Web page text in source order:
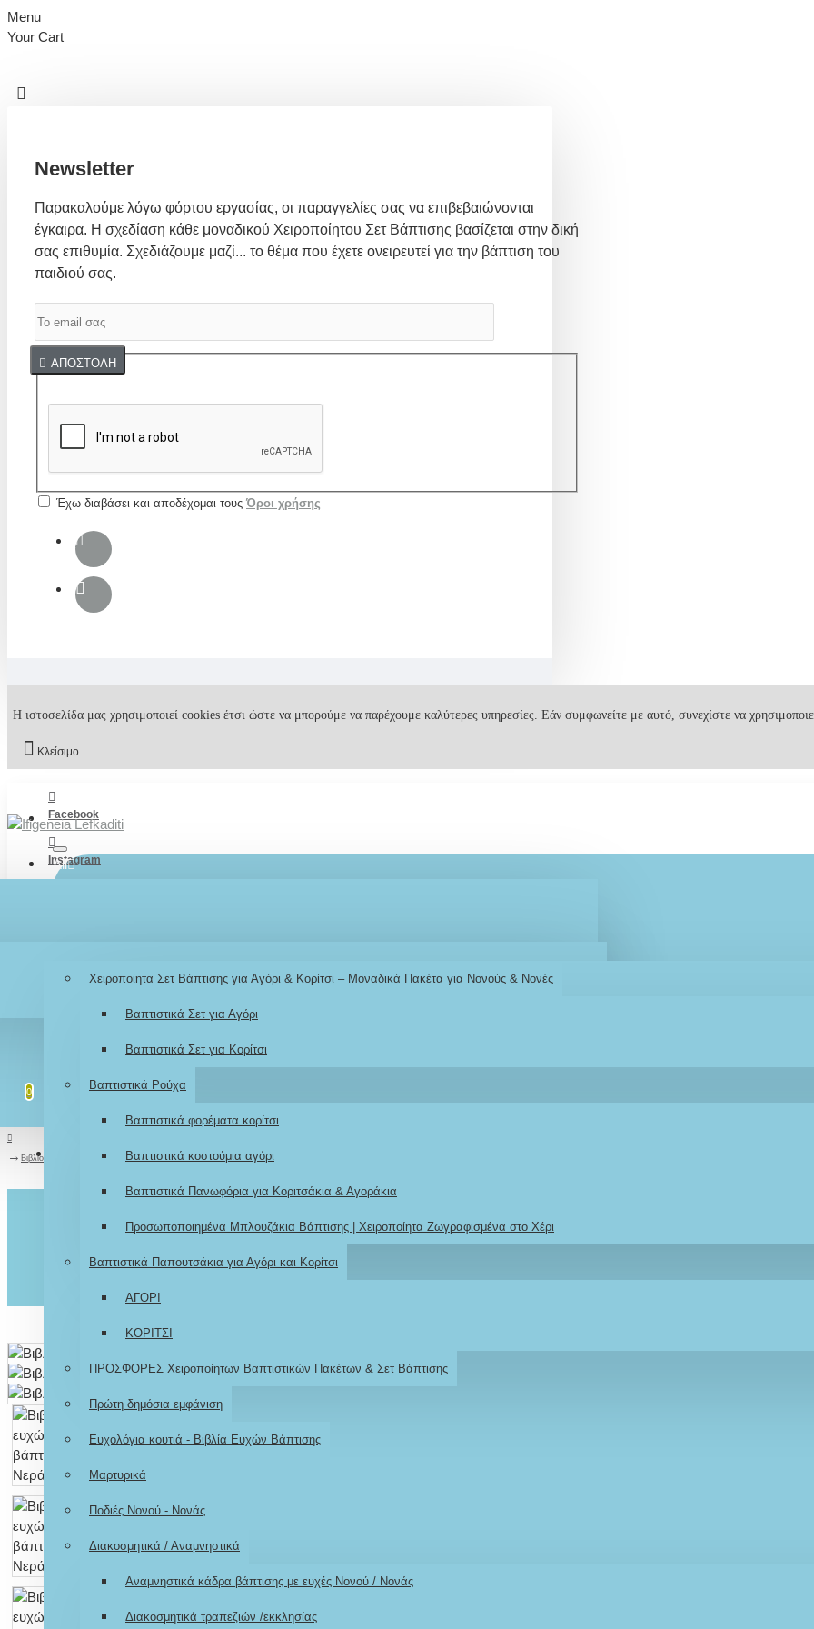
Menu
Your Cart
Newsletter
Παρακαλούμε λόγω φόρτου εργασίας, οι παραγγελίες σας να επιβεβαιώνονται
έγκαιρα. Η σχεδίαση κάθε μοναδικού Χειροποίητου Σετ Βάπτισης βασίζεται στην δική
σας επιθυμία. Σχεδιάζουμε μαζί... το θέμα που έχετε ονειρευτεί για την βάπτιση του
παιδιού σας.
ΑΠΟΣΤΟΛΉ
Captcha
Έχω διαβάσει και αποδέχομαι τους Όροι χρήσης
Η ιστοσελίδα μας χρησιμοποιεί cookies έτσι ώστε να μπορούμε να παρέχουμε καλύτερες υπηρεσίες. Εάν συμφωνείτε με αυτό, συνεχίστε να
Κλείσιμο
Facebook
Instagram
All
Λίστα επιθυμιώνΕπεξεργασία Λίστας
Σύγκριση Προϊόντων
Χειροποίητα Σετ Βάπτισης για Αγόρι & Κορίτσι – Μοναδικά Πακέτα για Νονούς & Νονές
Βαπτιστικά Σετ για Αγόρι
Βαπτιστικά Σετ για Κορίτσι
Βαπτιστικά Ρούχα
Βαπτιστικά φορέματα κορίτσι
Βαπτιστικά κοστούμια αγόρι
Βαπτιστικά Πανωφόρια για Κοριτσάκια & Αγοράκια
Προσωποποιημένα Μπλουζάκια Βάπτισης | Χειροποίητα Ζωγραφισμένα στο Χέρι
Βαπτιστικά Παπουτσάκια για Αγόρι και Κορίτσι
ΑΓΟΡΙ
ΚΟΡΙΤΣΙ
ΠΡΟΣΦΟΡΕΣ Χειροποίητων Βαπτιστικών Πακέτων & Σετ Βάπτισης
Πρώτη δημόσια εμφάνιση
Ευχολόγια κουτιά - Βιβλία Ευχών Βάπτισης
Μαρτυρικά
Ποδιές Νονού - Νονάς
Διακοσμητικά / Αναμνηστικά
Αναμνηστικά κάδρα βάπτισης με ευχές Νονού / Νονάς
Διακοσμητικά τραπεζιών /εκκλησίας
REGISTER
0
Βιβλίο ευχών βάπτισης Νεράιδα
Για το προϊόν